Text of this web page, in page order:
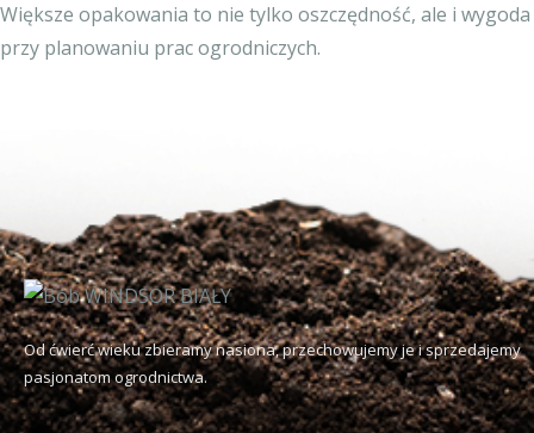
Większe opakowania to nie tylko oszczędność, ale i wygoda
przy planowaniu prac ogrodniczych.
Od ćwierć wieku zbieramy nasiona, przechowujemy je i sprzedajemy
pasjonatom ogrodnictwa.